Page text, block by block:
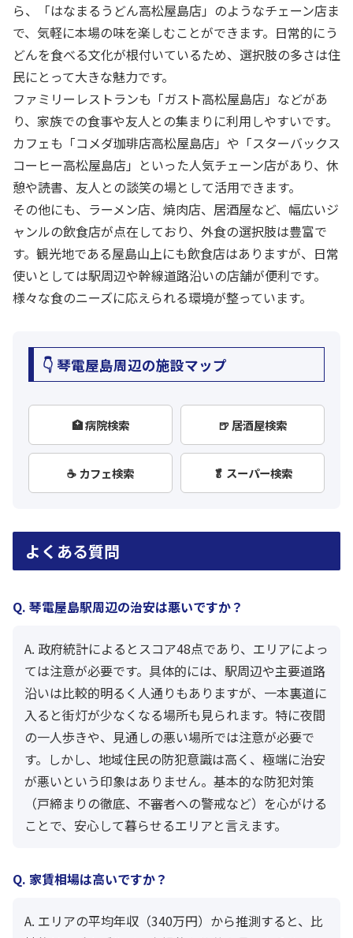
ら、「はなまるうどん高松屋島店」のようなチェーン店ま
で、気軽に本場の味を楽しむことができます。日常的にう
どんを食べる文化が根付いているため、選択肢の多さは住
民にとって大きな魅力です。
ファミリーレストランも「ガスト高松屋島店」などがあ
り、家族での食事や友人との集まりに利用しやすいです。
カフェも「コメダ珈琲店高松屋島店」や「スターバックス
コーヒー高松屋島店」といった人気チェーン店があり、休
憩や読書、友人との談笑の場として活用できます。
その他にも、ラーメン店、焼肉店、居酒屋など、幅広いジ
ャンルの飲食店が点在しており、外食の選択肢は豊富で
す。観光地である屋島山上にも飲食店はありますが、日常
使いとしては駅周辺や幹線道路沿いの店舗が便利です。
様々な食のニーズに応えられる環境が整っています。
👇 琴電屋島周辺の施設マップ
🏥 病院検索 🍺 居酒屋検索
☕ カフェ検索 🥬 スーパー検索
よくある質問
Q. 琴電屋島駅周辺の治安は悪いですか？
A. 政府統計によるとスコア48点であり、エリアによっ
ては注意が必要です。具体的には、駅周辺や主要道路
沿いは比較的明るく人通りもありますが、一本裏道に
入ると街灯が少なくなる場所も見られます。特に夜間
の一人歩きや、見通しの悪い場所では注意が必要で
す。しかし、地域住民の防犯意識は高く、極端に治安
が悪いという印象はありません。基本的な防犯対策
（戸締まりの徹底、不審者への警戒など）を心がける
ことで、安心して暮らせるエリアと言えます。
Q. 家賃相場は高いですか？
A. エリアの平均年収（340万円）から推測すると、比